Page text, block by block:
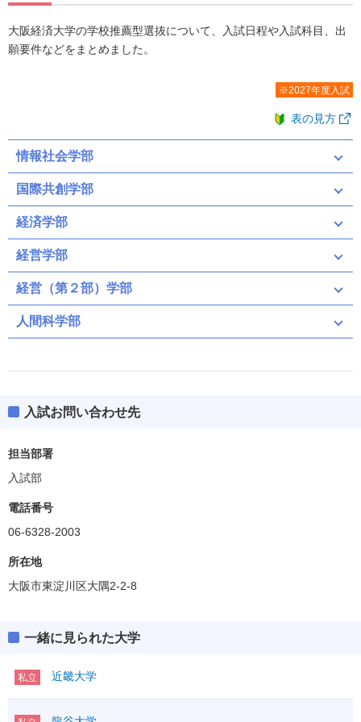
大阪経済大学の学校推薦型選抜について、入試日程や入試科目、出
願要件などをまとめました。
※2027年度入試
表の見方
情報社会学部
国際共創学部
経済学部
経営学部
経営（第２部）学部
人間科学部
入試お問い合わせ先
担当部署
入試部
電話番号
06-6328-2003
所在地
大阪市東淀川区大隅2-2-8
一緒に見られた大学
私立 近畿大学